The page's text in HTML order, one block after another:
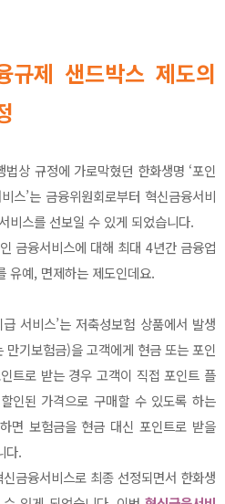
제 샌드박스 제도의
상 규정에 가로막혔던 한화생명 ‘포인
스’는 금융위원회로부터 혁신금융서비
비스를 선보일 수 있게 되었습니다.
금융서비스에 대해 최대 4년간 금융업
유예, 면제하는 제도인데요.
서비스’는 저축성보험 상품에서 발생
기보험금)을 고객에게 현금 또는 포인
트로 받는 경우 고객이 직접 포인트 플
인된 가격으로 구매할 수 있도록 하는
면 보험금을 현금 대신 포인트로 받을
다.
금융서비스로 최종 선정되면서 한화생